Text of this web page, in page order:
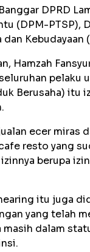
DPRD
(DPM-
Hamzah
pelaku
Berusaha) itu
ecer
resto yang
berupa
itu juga
yang telah
masih dalam